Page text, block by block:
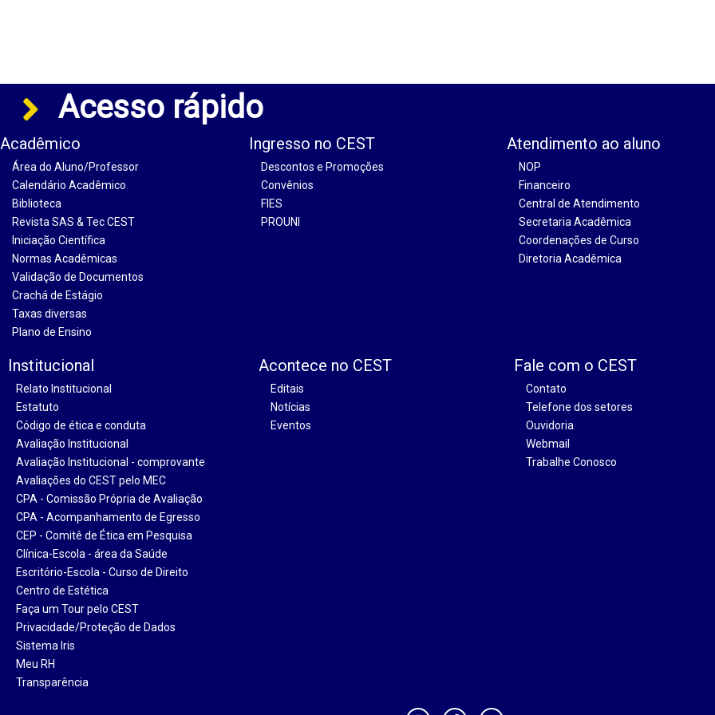
Acesso rápido
Acadêmico
Área do Aluno/Professor
Calendário Acadêmico
Biblioteca
Revista SAS & Tec CEST
Iniciação Científica
Normas Acadêmicas
Validação de Documentos
Crachá de Estágio
Taxas diversas
Plano de Ensino
Ingresso no CEST
Descontos e Promoções
Convênios
FIES
PROUNI
Atendimento ao aluno
NOP
Financeiro
Central de Atendimento
Secretaria Acadêmica
Coordenações de Curso
Diretoria Acadêmica
Institucional
Relato Institucional
Estatuto
Código de ética e conduta
Avaliação Institucional
Avaliação Institucional - comprovante
Avaliações do CEST pelo MEC
CPA - Comissão Própria de Avaliação
CPA - Acompanhamento de Egresso
CEP - Comitê de Ética em Pesquisa
Clínica-Escola - área da Saúde
Escritório-Escola - Curso de Direito
Centro de Estética
Faça um Tour pelo CEST
Privacidade/Proteção de Dados
Sistema Iris
Meu RH
Transparência
Acontece no CEST
Editais
Notícias
Eventos
Fale com o CEST
Contato
Telefone dos setores
Ouvidoria
Webmail
Trabalhe Conosco